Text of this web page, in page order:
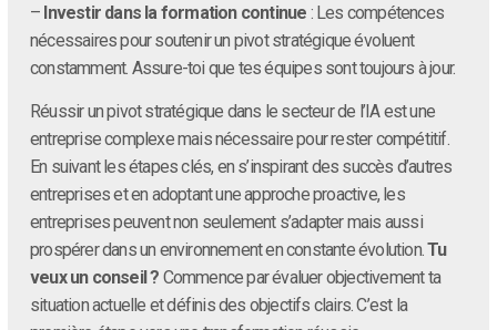
– Investir dans la formation continue : Les compétences
nécessaires pour soutenir un pivot stratégique évoluent
constamment. Assure-toi que tes équipes sont toujours à jour.
Réussir un pivot stratégique dans le secteur de l’IA est une
entreprise complexe mais nécessaire pour rester compétitif.
En suivant les étapes clés, en s’inspirant des succès d’autres
entreprises et en adoptant une approche proactive, les
entreprises peuvent non seulement s’adapter mais aussi
prospérer dans un environnement en constante évolution.Tu
veux un conseil ? Commence par évaluer objectivement ta
situation actuelle et définis des objectifs clairs. C’est la